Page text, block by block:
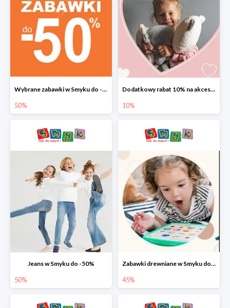
Wybrane zabawki w Smyku do -50%
50%
Dodatkowy rabat 10% na akcesoria dziecięce
10%
Jeans w Smyku do -50%
50%
Zabawki drewniane w Smyku do -45%
45%